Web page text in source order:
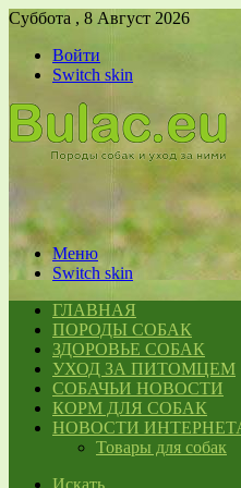
Суббота , 8 Август 2026
Войти
Switch skin
Меню
Switch skin
ГЛАВНАЯ
ПОРОДЫ СОБАК
ЗДОРОВЬЕ СОБАК
УХОД ЗА ПИТОМЦЕМ
СОБАЧЬИ НОВОСТИ
КОРМ ДЛЯ СОБАК
НОВОСТИ
Товары для собак
Искать